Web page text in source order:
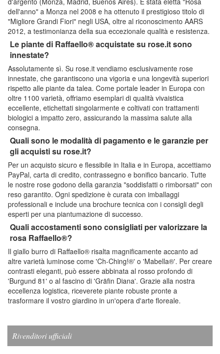
dell'anno" a Monza nel 2008 e ha ottenuto il prestigioso titolo di
"Migliore Grandi Fiori" negli USA, oltre al riconoscimento AARS
2012, a testimonianza della sua eccezionale qualità e resistenza.
Le piante di Raffaello® acquistate su rose.it sono
innestate?
Assolutamente sì. Su rose.it vendiamo esclusivamente rose
innestate, che garantiscono una vigoria e una longevità superiori
rispetto alle piante da talea. Come portale leader in Europa con
oltre 1100 varietà, offriamo esemplari di qualità vivaistica
eccellente, etichettati singolarmente e coltivati con trattamenti
biologici a impatto zero, assicurando la massima salute alla
consegna.
Quali sono le modalità di pagamento e le garanzie per
gli acquisti su rose.it?
Per un acquisto sicuro e flessibile in Italia e in Europa, accettiamo
PayPal, carta di credito, contrassegno e bonifico bancario. Tutte
le nostre rose godono della garanzia "soddisfatti o rimborsati" con
reso garantito. Ogni spedizione è curata con imballaggi
professionali e include una brochure tecnica con i consigli degli
esperti per una piantumazione di successo.
Quali accostamenti sono consigliati per valorizzare la
rosa Raffaello®?
Il giallo burro di Raffaello® risalta magnificamente accanto ad
altre varietà luminose come 'Ch-Ching!®' o 'Mabella®'. Per creare
contrasti eleganti, può essere abbinata al rosso profondo di
'Burgund 81' o al fascino di 'Gräfin Diana'. Grazie alla nostra
eccellenza logistica, riceverete piante robuste pronte a
trasformare il vostro giardino in un'opera d'arte floreale.
Rivenditori ufficiali